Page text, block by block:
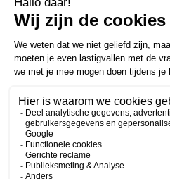
E-
mailadres
Inschrijven
FacebookInstagramLinkedInYouTubeSpotify